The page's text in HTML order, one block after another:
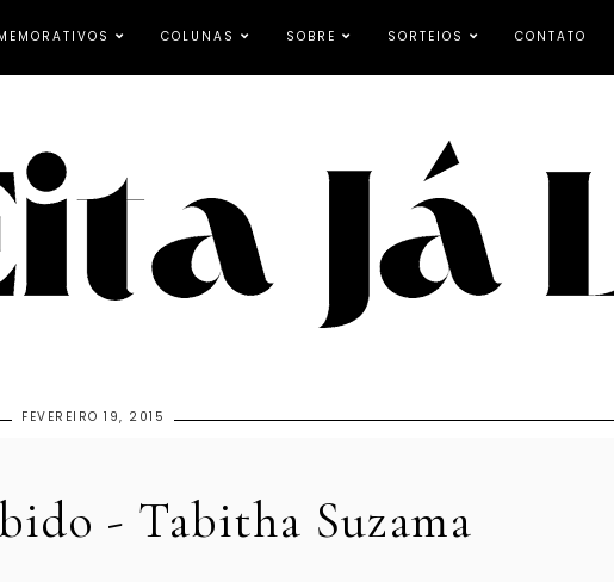
COLUNAS SOBRE SORTEIOS CONTATO
FEVEREIRO 19, 2015
- Tabitha Suzama